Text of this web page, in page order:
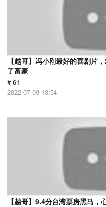
【越哥】冯小刚最好的喜剧片
了富豪
# 61
2022-07-09 13:54
【越哥】9.4分台湾票房黑马，